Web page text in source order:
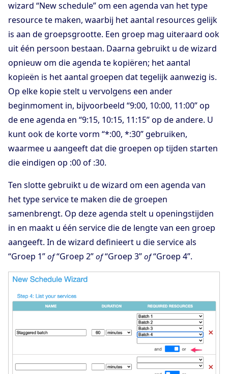
wizard “New schedule” om een agenda van het type
resource te maken, waarbij het aantal resources gelijk
is aan de groepsgrootte. Een groep mag uiteraard ook
uit één persoon bestaan. Daarna gebruikt u de wizard
opnieuw om die agenda te kopiëren; het aantal
kopieën is het aantal groepen dat tegelijk aanwezig is.
Op elke kopie stelt u vervolgens een ander
beginmoment in, bijvoorbeeld “9:00, 10:00, 11:00” op
de ene agenda en “9:15, 10:15, 11:15” op de andere. U
kunt ook de korte vorm “*:00, *:30” gebruiken,
waarmee u aangeeft dat die groepen op tijden starten
die eindigen op :00 of :30.
Ten slotte gebruikt u de wizard om een agenda van
het type service te maken die de groepen
samenbrengt. Op deze agenda stelt u openingstijden
in en maakt u één service die de lengte van een groep
aangeeft. In de wizard definieert u die service als
“Groep 1” of“Groep 2” of“Groep 3” of“Groep 4”.